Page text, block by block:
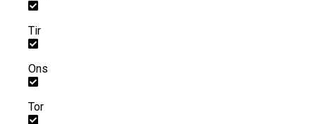
Tir
Ons
Tor